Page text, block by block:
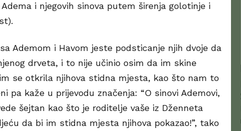
i njegovih sinova putem širenja golotinje i
Ademom i Havom jeste podsticanje njih dvoje da
drveta, i to nije učinio osim da im skine
se otkrila njihova stidna mjesta, kao što nam to
pa kaže u prijevodu značenja: “O sinovi Ademovi,
šejtan kao što je roditelje vaše iz Dženneta
da bi im stidna mjesta njihova pokazao!”, tako